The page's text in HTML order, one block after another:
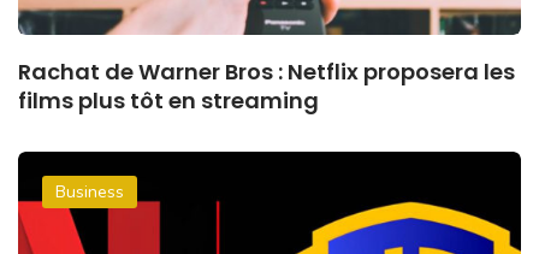
Rachat de Warner Bros : Netflix proposera les
films plus tôt en streaming
Business